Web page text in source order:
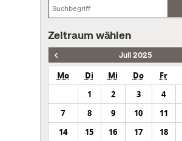
Zeitraum wählen
Juli 2025
Mo Di Mi Do Fr
1
2 3 4
7
8 9 10 11
14
15 16 17 18